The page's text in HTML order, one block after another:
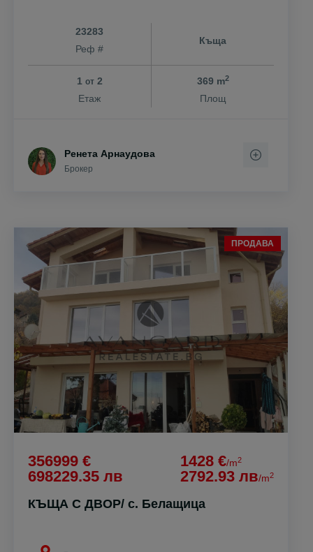
23283
Реф #
Къща
1 от2
Етаж
369 m2
Площ
Ренета Арнаудова
Брокер
ПРОДАВА
356999 €
698229.35 лв
1428 €/m2
2792.93 лв/m2
КЪЩА С ДВОР/ с. Белащица